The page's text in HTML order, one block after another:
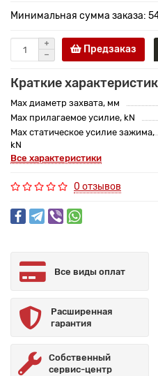
Минимальная сумма заказа:
Предзаказ
Краткие
Max диаметр захвата, мм
Max прилагаемое усилие, kN
Max статическое усилие зажима,
kN
Все характеристики
0 отзывов
Все виды оплат
Расширенная
гарантия
Собственный
сервис-центр